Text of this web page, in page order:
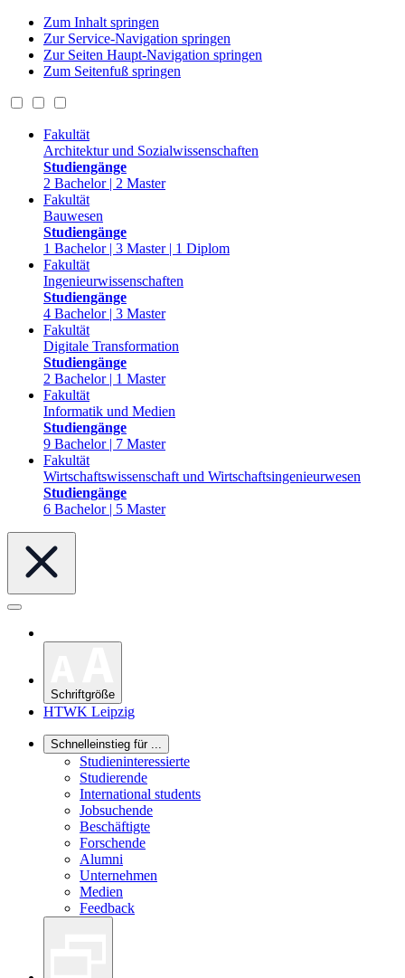
Zum Inhalt springen
Zur Service-Navigation springen
Zur Seiten Haupt-Navigation springen
Zum Seitenfuß springen
Fakultät
Architektur und Sozialwissenschaften
Studiengänge
2 Bachelor | 2 Master
Fakultät
Bauwesen
Studiengänge
1 Bachelor | 3 Master | 1 Diplom
Fakultät
Ingenieurwissenschaften
Studiengänge
4 Bachelor | 3 Master
Fakultät
Digitale Transformation
Studiengänge
2 Bachelor | 1 Master
Fakultät
Informatik und Medien
Studiengänge
9 Bachelor | 7 Master
Fakultät
Wirtschaftswissenschaft und Wirtschaftsingenieurwesen
Studiengänge
6 Bachelor | 5 Master
Schriftgröße
HTWK Leipzig
Schnelleinstieg für ...
Studieninteressierte
Studierende
International students
Jobsuchende
Beschäftigte
Forschende
Alumni
Unternehmen
Medien
Feedback